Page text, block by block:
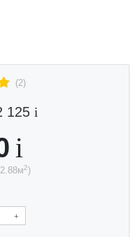
125
(2)
2.88м2)